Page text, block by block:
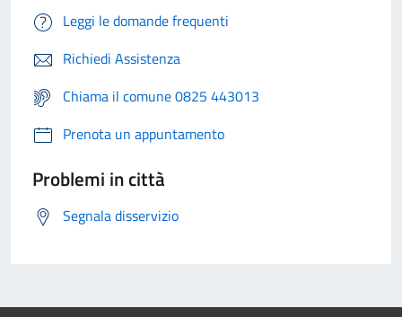
Leggi le domande frequenti
Richiedi Assistenza
Chiama il comune 0825 443013
Prenota un appuntamento
Problemi in città
Segnala disservizio